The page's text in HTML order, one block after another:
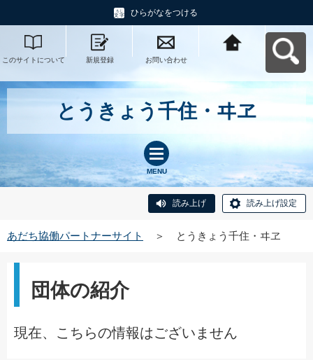
ひらがなをつける
このサイトについて 新規登録 お問い合わせ
とうきょう千住・ヰヱ
MENU
読み上げ 読み上げ設定
あだち協働パートナーサイト ＞ とうきょう千住・ヰヱ
団体の紹介
現在、こちらの情報はございません